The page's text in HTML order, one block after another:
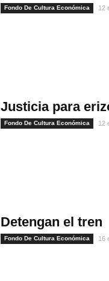
Fondo De Cultura Económica 12
Justicia para
Fondo De Cultura Económica 12
Detengan el tren
Fondo De Cultura Económica 16